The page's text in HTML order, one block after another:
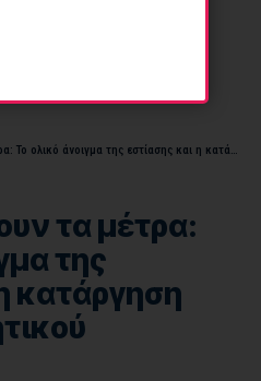
της εστίασης και η κατάργηση του πιστοποιητικού εμβολιασμού
τα μέτρα:
της
κατάργηση